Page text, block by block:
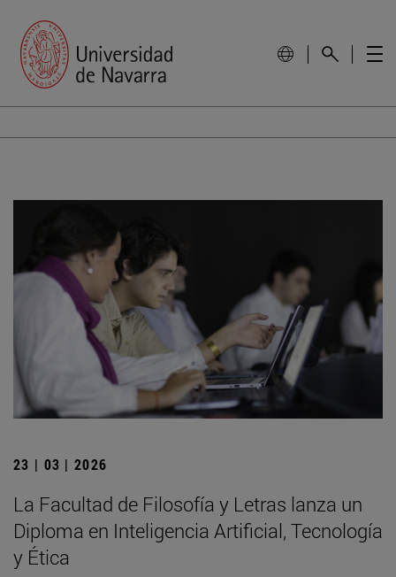
23 | 03 | 2026
La Facultad de Filosofía y Letras lanza un
Diploma en Inteligencia Artificial, Tecnología
y Ética